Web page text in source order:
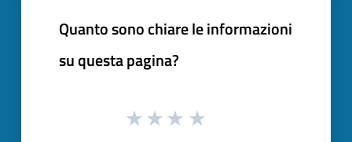
Quanto sono chiare le informazioni
su questa pagina?